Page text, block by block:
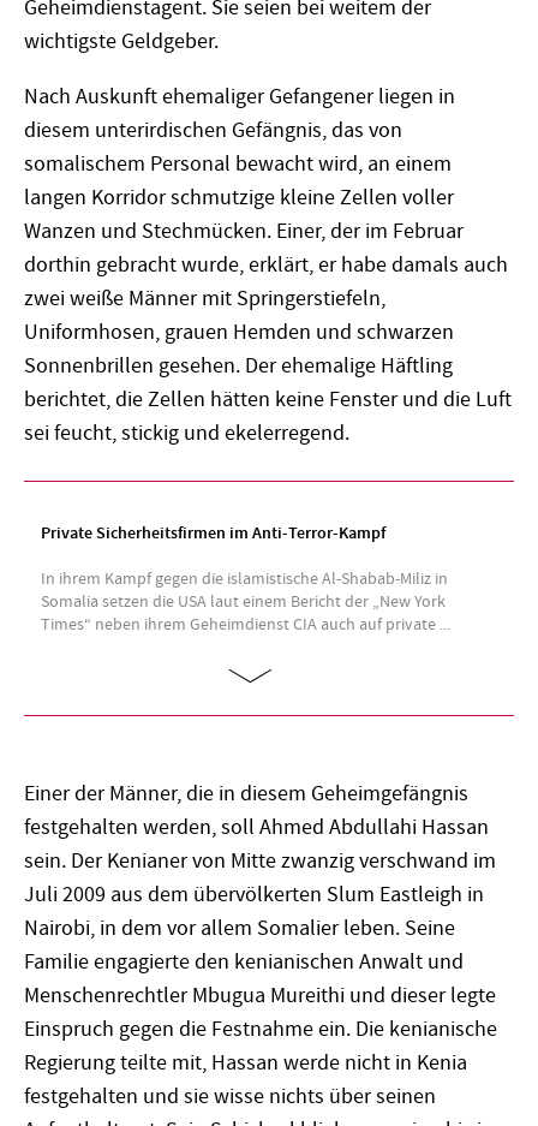
Geheimdienstagent. Sie seien bei weitem der
wichtigste Geldgeber.
Nach Auskunft ehemaliger Gefangener liegen in
diesem unterirdischen Gefängnis, das von
somalischem Personal bewacht wird, an einem
langen Korridor schmutzige kleine Zellen voller
Wanzen und Stechmücken. Einer, der im Februar
dorthin gebracht wurde, erklärt, er habe damals auch
zwei weiße Männer mit Springerstiefeln,
Uniformhosen, grauen Hemden und schwarzen
Sonnenbrillen gesehen. Der ehemalige Häftling
berichtet, die Zellen hätten keine Fenster und die Luft
sei feucht, stickig und ekelerregend.
Private Sicherheitsfirmen im Anti-Terror-Kampf
In ihrem Kampf gegen die islamistische Al-Shabab-Miliz in
Somalia setzen die USA laut einem Bericht der „New York
Times“ neben ihrem Geheimdienst CIA auch auf private ...
Einer der Männer, die in diesem Geheimgefängnis
festgehalten werden, soll Ahmed Abdullahi Hassan
sein. Der Kenianer von Mitte zwanzig verschwand im
Juli 2009 aus dem übervölkerten Slum Eastleigh in
Nairobi, in dem vor allem Somalier leben. Seine
Familie engagierte den kenianischen Anwalt und
Menschenrechtler Mbugua Mureithi und dieser legte
Einspruch gegen die Festnahme ein. Die kenianische
Regierung teilte mit, Hassan werde nicht in Kenia
festgehalten und sie wisse nichts über seinen